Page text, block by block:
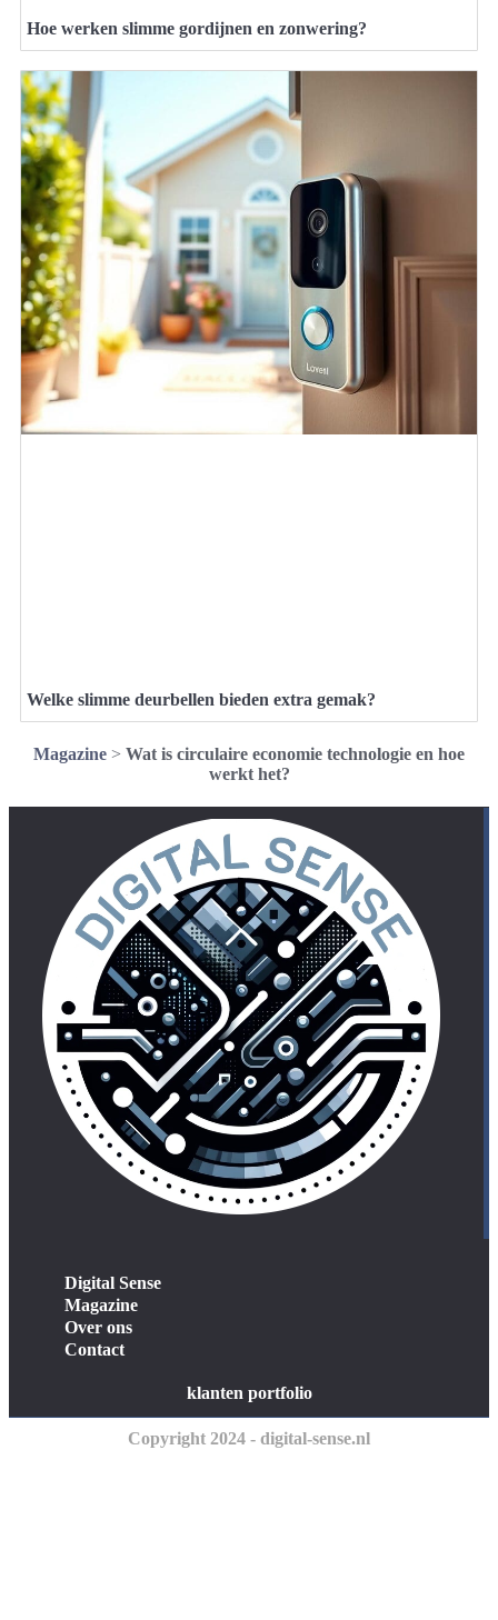
Hoe werken slimme gordijnen en zonwering?
Welke slimme deurbellen bieden extra gemak?
Magazine > Wat is circulaire economie technologie en hoe
werkt het?
Digital Sense
Magazine
Over ons
Contact
klanten portfolio
Copyright 2024 - digital-sense.nl